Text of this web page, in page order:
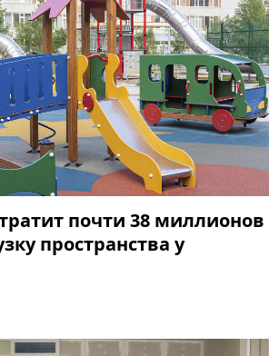
почти 38 миллионов
пространства у